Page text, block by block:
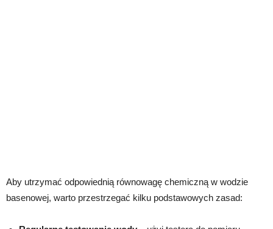
Aby utrzymać odpowiednią równowagę chemiczną w wodzie
basenowej, warto przestrzegać kilku podstawowych zasad: